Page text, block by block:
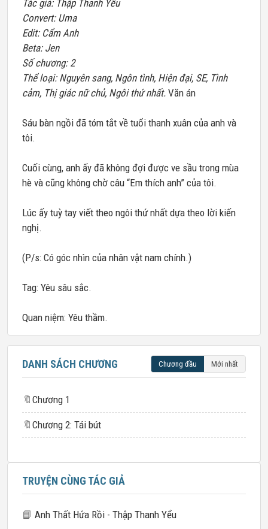
Tác giả: Thập Thanh Yểu
Convert: Uma
Edit: Cẩm Anh
Beta: Jen
Số chương: 2
Thể loại: Nguyên sang, Ngôn tình, Hiện đại, SE, Tình
cảm, Thị giác nữ chủ, Ngôi thứ nhất. Văn án
Sáu bàn ngồi đã tóm tắt về tuổi thanh xuân của anh và
tôi.
Cuối cùng, anh ấy đã không đợi được ve sầu trong mùa
hè và cũng không chờ câu “Em thích anh” của tôi.
Lúc ấy tuỳ tay viết theo ngôi thứ nhất dựa theo lời kiến
nghị.
(P/s: Có góc nhìn của nhân vật nam chính.)
Tag: Yêu sâu sắc.
Quan niệm: Yêu thầm.
DANH SÁCH CHƯƠNG Chương đầu Mới nhất
🔖 Chương 1
🔖 Chương 2: Tái bút
TRUYỆN CÙNG TÁC GIẢ
📘 Anh Thất Hứa Rồi - Thập Thanh Yểu